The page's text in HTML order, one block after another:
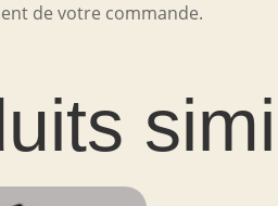
de votre commande.